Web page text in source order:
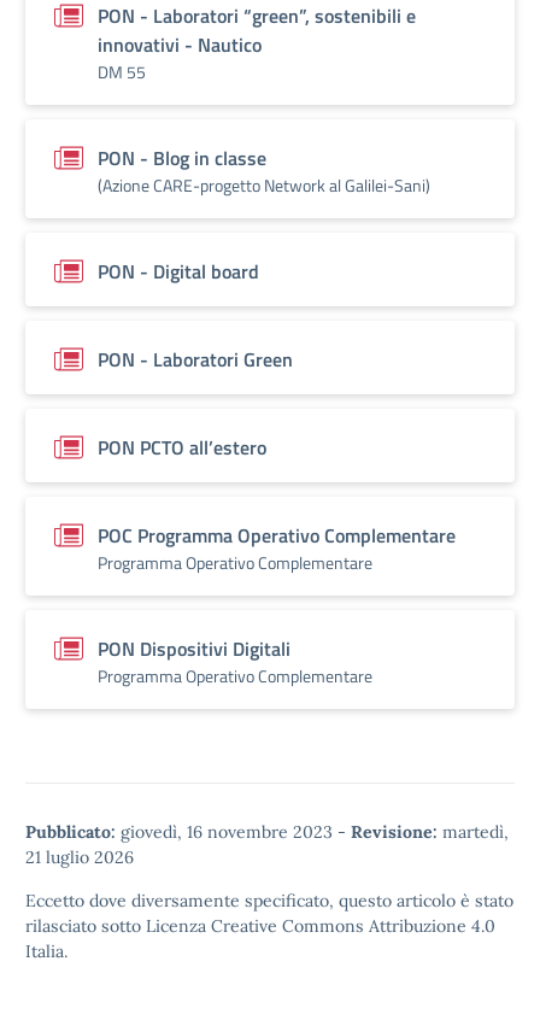
PON - Laboratori “green”, sostenibili e
innovativi - Nautico
DM 55
PON - Blog in classe
(Azione CARE-progetto Network al Galilei-Sani)
PON - Digital board
PON - Laboratori Green
PON PCTO all’estero
POC Programma Operativo Complementare
Programma Operativo Complementare
PON Dispositivi Digitali
Programma Operativo Complementare
Pubblicato: giovedì, 16 novembre 2023 - Revisione: martedì,
21 luglio 2026
Eccetto dove diversamente specificato, questo articolo è stato
rilasciato sotto Licenza Creative Commons Attribuzione 4.0
Italia.